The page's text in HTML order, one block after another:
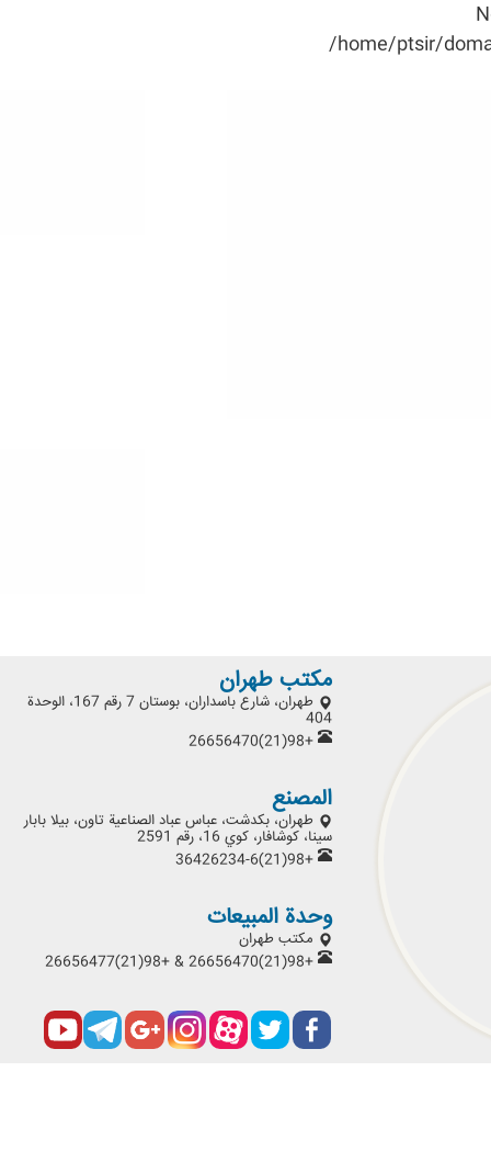
/home/ptsir/
مكتب طهران
طهران، شارع باسداران، بوستان 7 رقم 167، الوحدة
404
+98(21)26656470
المصنع
طهران، بكدشت، عباس عباد الصناعية تاون، بيلا بابار
سينا، كوشافار، كوي 16، رقم 2591
+98(21)36426234-6
وحدة المبيعات
مكتب طهران
+98(21)26656470 & +98(21)26656477